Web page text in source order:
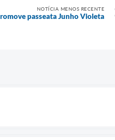
NOTÍCIA MENOS RECENTE
passeata Junho Violeta